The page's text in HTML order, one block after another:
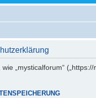
„mysticalforum“